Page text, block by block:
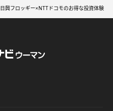
日興フロッギー×NTTドコモのお得な投資体験「